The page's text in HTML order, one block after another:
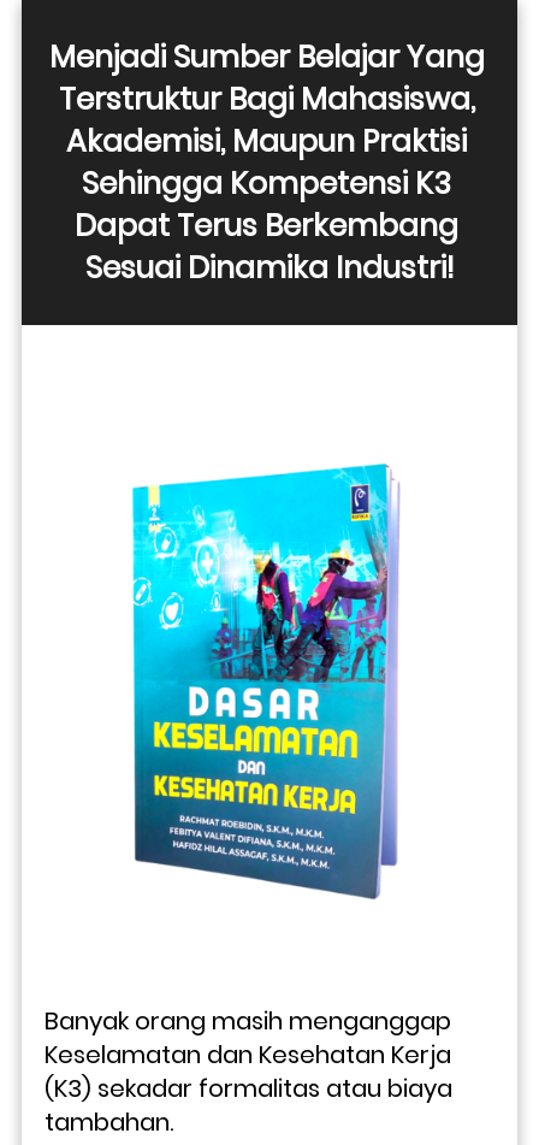
Menjadi Sumber Belajar Yang
Terstruktur Bagi Mahasiswa,
Akademisi, Maupun Praktisi
Sehingga Kompetensi K3
Dapat Terus Berkembang
Sesuai Dinamika Industri!
Banyak orang masih menganggap
Keselamatan dan Kesehatan Kerja
(K3) sekadar formalitas atau biaya
tambahan.